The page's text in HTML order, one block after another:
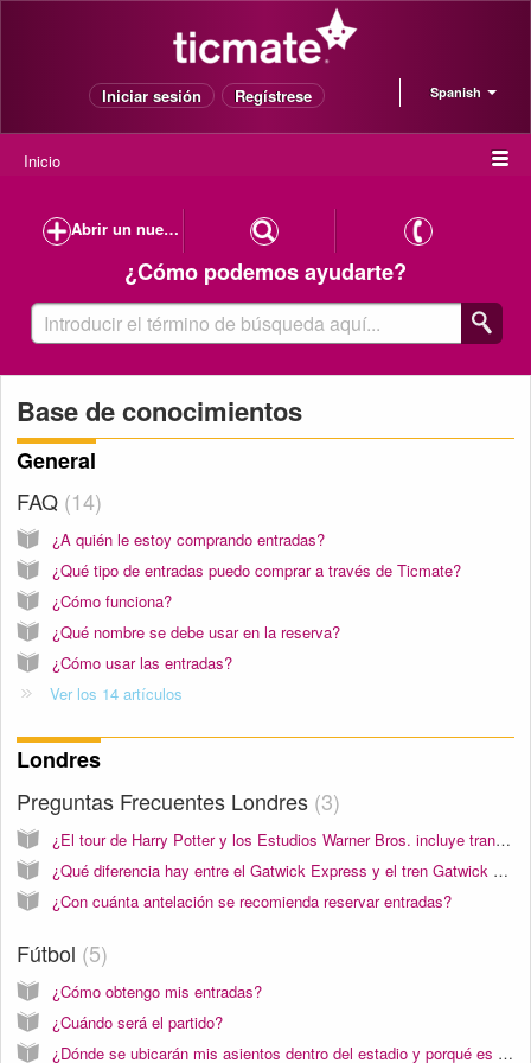
Spanish
Iniciar sesión Regístrese
Inicio
Abrir un nuevo caso de soporte
¿Cómo podemos ayudarte?
Base de conocimientos
General
FAQ 14
¿A quién le estoy comprando entradas?
¿Qué tipo de entradas puedo comprar a través de Ticmate?
¿Cómo funciona?
¿Qué nombre se debe usar en la reserva?
¿Cómo usar las entradas?
Ver los 14 artículos
Londres
Preguntas Frecuentes Londres 3
¿El tour de Harry Potter y los Estudios Warner Bros. incluye transporte?
¿Qué diferencia hay entre el Gatwick Express y el tren Gatwick Thameslink?
¿Con cuánta antelación se recomienda reservar entradas?
Fútbol 5
¿Cómo obtengo mis entradas?
¿Cuándo será el partido?
¿Dónde se ubicarán mis asientos dentro del estadio y porqué es importante?